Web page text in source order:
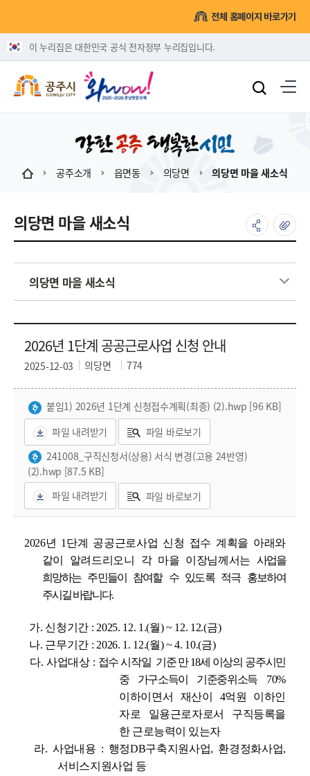
전체 홈페이지 바로가기
이 누리집은 대한민국 공식 전자정부 누리집입니다.
공주소개 읍면동 의당면 의당면 마을 새소식
의당면 마을 새소식
의당면 마을 새소식
2026년 1단계 공공근로사업 신청 안내
의당면 774
2025-12-03
붙임1) 2026년 1단계 신청접수계획(최종) (2).hwp [96 KB]
파일 내려받기
파일 바로보기
241008_구직신청서(상용) 서식 변경(고용 24반영)
(2).hwp [87.5 KB]
파일 내려받기
파일 바로보기
2026년 1단계 공공근로사업 신청 접수 계획을 아래와
같이 알려드리오니 각 마을 이장님께서는 사업을
희망하는 주민들이 참여할 수 있도록 적극 홍보하여
주시길 바랍니다.
가. 신청기간 : 2025. 12. 1.(월) ~ 12. 12.(금)
나. 근무기간 : 2026. 1. 12.(월) ~ 4. 10.(금)
다. 사업대상 : 접수 시작일 기준 만 18세 이상의 공주시민
중 가구소득이 기준중위소득 70%
이하이면서 재산이 4억원 이하인
자로 일용근로자로서 구직등록을
한 근로능력이 있는자
라. 사업내용 : 행정DB구축지원사업, 환경정화사업,
서비스지원사업 등